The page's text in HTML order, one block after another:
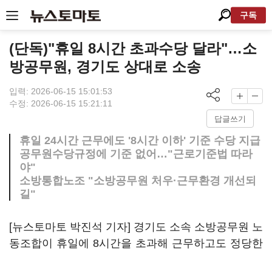
구독
(단독)"휴일 8시간 초과수당 달라"…소
방공무원, 경기도 상대로 소송
입력: 2026-06-15 15:01:53
수정: 2026-06-15 15:21:11
답글쓰기
휴일 24시간 근무에도 '8시간 이하' 기준 수당 지급
공무원수당규정에 기준 없어…"근로기준법 따라
야"
소방통합노조 "소방공무원 처우·근무환경 개선되
길"
[뉴스토마토 박진석 기자] 경기도 소속 소방공무원 노
동조합이 휴일에 8시간을 초과해 근무하고도 정당한